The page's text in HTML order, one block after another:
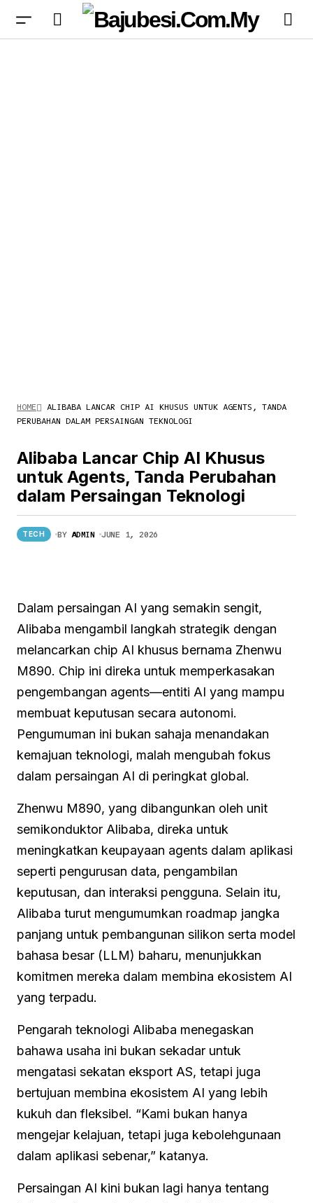
HOME
ALIBABA LANCAR CHIP AI KHUSUS UNTUK AGENTS, TANDA
PERUBAHAN DALAM PERSAINGAN TEKNOLOGI
Alibaba Lancar Chip AI Khusus
untuk Agents, Tanda Perubahan
dalam Persaingan Teknologi
TECH BY ADMIN JUNE 1, 2026
Dalam persaingan AI yang semakin sengit,
Alibaba mengambil langkah strategik dengan
melancarkan chip AI khusus bernama Zhenwu
M890. Chip ini direka untuk memperkasakan
pengembangan agents—entiti AI yang mampu
membuat keputusan secara autonomi.
Pengumuman ini bukan sahaja menandakan
kemajuan teknologi, malah mengubah fokus
dalam persaingan AI di peringkat global.
Zhenwu M890, yang dibangunkan oleh unit
semikonduktor Alibaba, direka untuk
meningkatkan keupayaan agents dalam aplikasi
seperti pengurusan data, pengambilan
keputusan, dan interaksi pengguna. Selain itu,
Alibaba turut mengumumkan roadmap jangka
panjang untuk pembangunan silikon serta model
bahasa besar (LLM) baharu, menunjukkan
komitmen mereka dalam membina ekosistem AI
yang terpadu.
Pengarah teknologi Alibaba menegaskan
bahawa usaha ini bukan sekadar untuk
mengatasi sekatan eksport AS, tetapi juga
bertujuan membina ekosistem AI yang lebih
kukuh dan fleksibel. “Kami bukan hanya
mengejar kelajuan, tetapi juga kebolehgunaan
dalam aplikasi sebenar,” katanya.
Persaingan AI kini bukan lagi hanya tentang